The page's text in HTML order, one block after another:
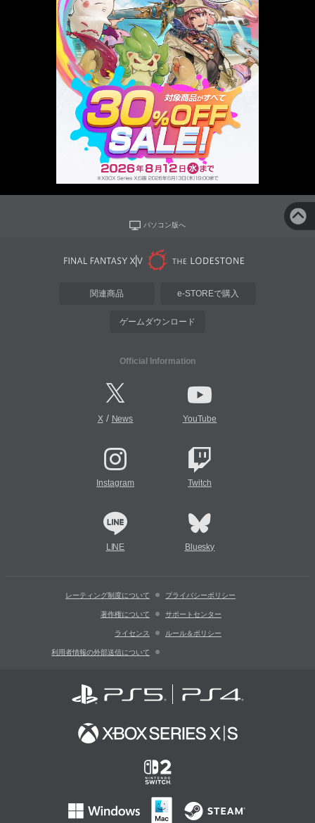
パソコン版へ
関連商品 e-STOREで購入
ゲームダウンロード
Official Information
X/ News YouTube
Instagram Twitch
LINE Bluesky
レーティング制度について プライバシーポリシー
著作権について サポートセンター
ライセンス ルール＆ポリシー
利用者情報の外部送信について